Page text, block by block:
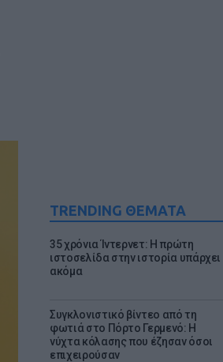
TRENDING ΘΕΜΑΤΑ
35 χρόνια Ίντερνετ: Η πρώτη
ιστοσελίδα στην ιστορία υπάρχει
ακόμα
Συγκλονιστικό βίντεο από τη
φωτιά στο Πόρτο Γερμενό: Η
νύχτα κόλασης που έζησαν όσοι
επιχειρούσαν